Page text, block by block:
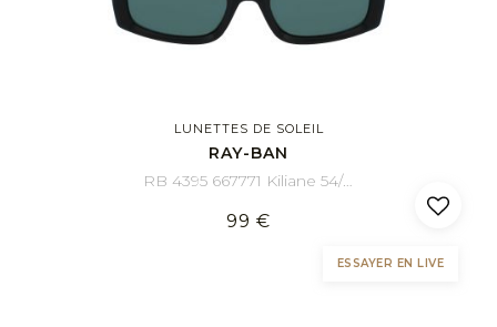
LUNETTES DE SOLEIL
RAY-BAN
RB 4395 667771 Kiliane 54/21
99 €
ESSAYER EN LIVE